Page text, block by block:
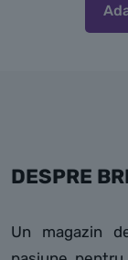
DESPRE
Un magazin